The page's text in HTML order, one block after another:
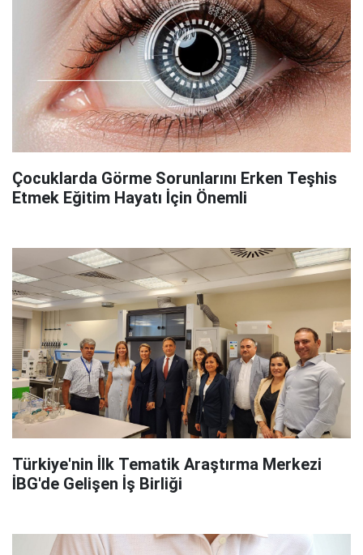
Çocuklarda Görme Sorunlarını Erken Teşhis
Etmek Eğitim Hayatı İçin Önemli
Türkiye'nin İlk Tematik Araştırma Merkezi
İBG'de Gelişen İş Birliği